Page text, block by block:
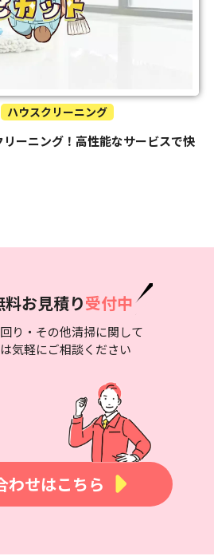
ハウスクリーニング
リーニング！高性能なサービスで快
料お見積り受付中
り・その他清掃に関して
気軽にご相談ください
わせはこちら